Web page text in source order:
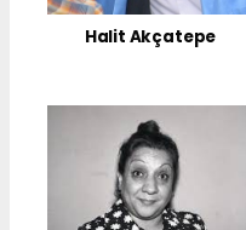
Halit Akçatepe